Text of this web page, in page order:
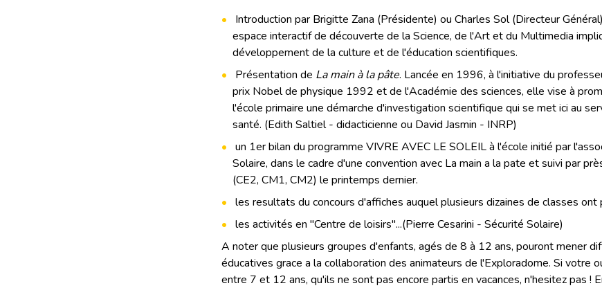
Introduction par Brigitte Zana (Présidente) ou Charles Sol (Directeur
espace interactif de découverte de la Science, de l'Art et du Multimedia
développement de la culture et de l'éducation scientifiques.
Présentation de La main à la pâte. Lancée en 1996, à l'initiative du
prix Nobel de physique 1992 et de l'Académie des sciences, elle vise à
l'école primaire une démarche d'investigation scientifique qui se met ici au
santé. (Edith Saltiel - didacticienne ou David Jasmin - INRP)
un 1er bilan du programme VIVRE AVEC LE SOLEIL à l'école initié par
Solaire, dans le cadre d'une convention avec La main a la pate et suivi par
(CE2, CM1, CM2) le printemps dernier.
les resultats du concours d'affiches auquel plusieurs dizaines de classes ont
les activités en "Centre de loisirs"...(Pierre Cesarini - Sécurité Solaire)
A noter que plusieurs groupes d'enfants, agés de 8 à 12 ans, pouront mener
éducatives grace a la collaboration des animateurs de l'Exploradome. Si votre
entre 7 et 12 ans, qu'ils ne sont pas encore partis en vacances, n'hesitez pas !